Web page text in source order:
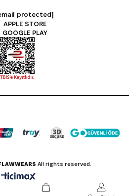
protected]
APPLE STORE
GOOGLE PLAY
All rights reserved.